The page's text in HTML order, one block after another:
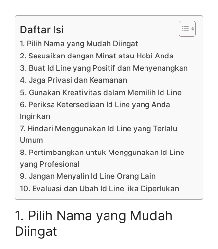
Daftar Isi
1. Pilih Nama yang Mudah Diingat
2. Sesuaikan dengan Minat atau Hobi Anda
3. Buat Id Line yang Positif dan Menyenangkan
4. Jaga Privasi dan Keamanan
5. Gunakan Kreativitas dalam Memilih Id Line
6. Periksa Ketersediaan Id Line yang Anda
Inginkan
7. Hindari Menggunakan Id Line yang Terlalu
Umum
8. Pertimbangkan untuk Menggunakan Id Line
yang Profesional
9. Jangan Menyalin Id Line Orang Lain
10. Evaluasi dan Ubah Id Line jika Diperlukan
1. Pilih Nama yang Mudah
Diingat